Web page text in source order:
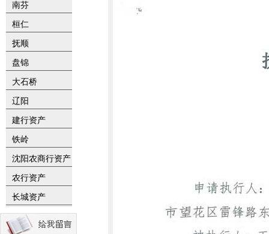
南芬
桓仁
抚顺
盘锦
大石桥
辽阳
建行资产
铁岭
沈阳农商行资产
农行资产
长城资产